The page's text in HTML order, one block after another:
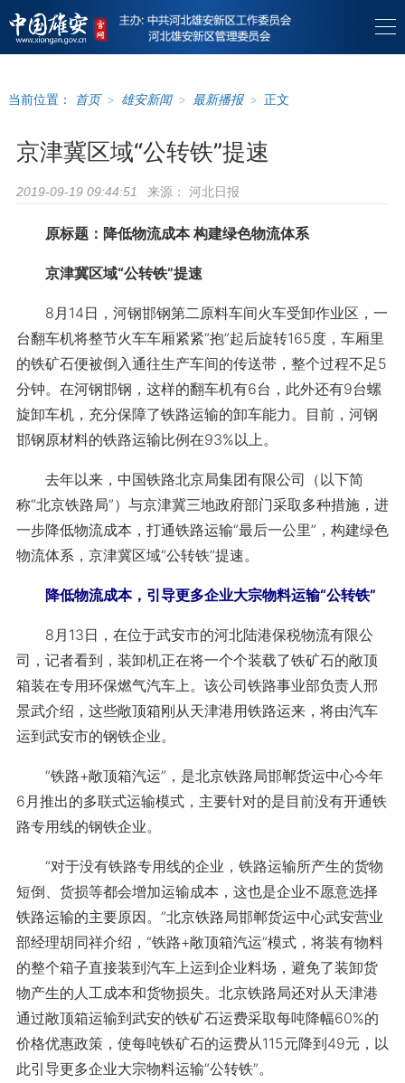
当前位置： 首页 > 雄安新闻 > 最新播报 > 正文
京津冀区域“公转铁”提速
2019-09-19 09:44:51 来源： 河北日报
原标题：降低物流成本 构建绿色物流体系
京津冀区域“公转铁”提速
8月14日，河钢邯钢第二原料车间火车受卸作业区，一
台翻车机将整节火车车厢紧紧“抱”起后旋转165度，车厢里
的铁矿石便被倒入通往生产车间的传送带，整个过程不足5
分钟。在河钢邯钢，这样的翻车机有6台，此外还有9台螺
旋卸车机，充分保障了铁路运输的卸车能力。目前，河钢
邯钢原材料的铁路运输比例在93%以上。
去年以来，中国铁路北京局集团有限公司（以下简
称“北京铁路局”）与京津冀三地政府部门采取多种措施，进
一步降低物流成本，打通铁路运输“最后一公里”，构建绿色
物流体系，京津冀区域“公转铁”提速。
降低物流成本，引导更多企业大宗物料运输“公转铁”
8月13日，在位于武安市的河北陆港保税物流有限公
司，记者看到，装卸机正在将一个个装载了铁矿石的敞顶
箱装在专用环保燃气汽车上。该公司铁路事业部负责人邢
景武介绍，这些敞顶箱刚从天津港用铁路运来，将由汽车
运到武安市的钢铁企业。
“铁路+敞顶箱汽运”，是北京铁路局邯郸货运中心今年
6月推出的多联式运输模式，主要针对的是目前没有开通铁
路专用线的钢铁企业。
“对于没有铁路专用线的企业，铁路运输所产生的货物
短倒、货损等都会增加运输成本，这也是企业不愿意选择
铁路运输的主要原因。”北京铁路局邯郸货运中心武安营业
部经理胡同祥介绍，“铁路+敞顶箱汽运”模式，将装有物料
的整个箱子直接装到汽车上运到企业料场，避免了装卸货
物产生的人工成本和货物损失。北京铁路局还对从天津港
通过敞顶箱运输到武安的铁矿石运费采取每吨降幅60%的
价格优惠政策，使每吨铁矿石的运费从115元降到49元，以
此引导更多企业大宗物料运输“公转铁”。